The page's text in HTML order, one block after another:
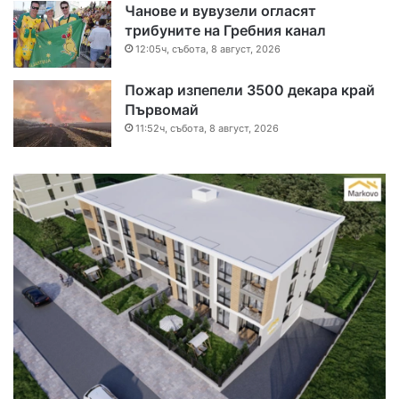
Чанове и вувузели огласят
трибуните на Гребния канал
12:05ч, събота, 8 август, 2026
Пожар изпепели 3500 декара край
Първомай
11:52ч, събота, 8 август, 2026